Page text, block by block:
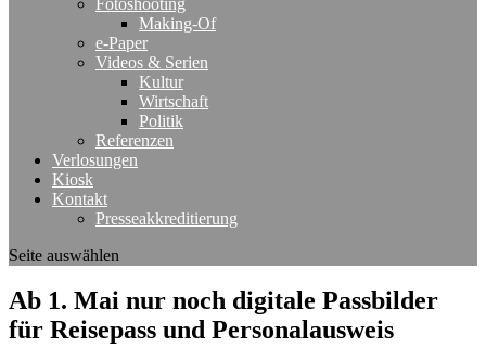
Making-Of
e-Paper
Videos & Serien
Kultur
Wirtschaft
Politik
Referenzen
Verlosungen
Kiosk
Kontakt
Presseakkreditierung
Seite auswählen
Ab 1. Mai nur noch digitale Passbilder
für Reisepass und Personalausweis